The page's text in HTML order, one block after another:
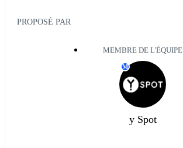
PROPOSÉ PAR
MEMBRE DE L'ÉQUIPE
M
y Spot